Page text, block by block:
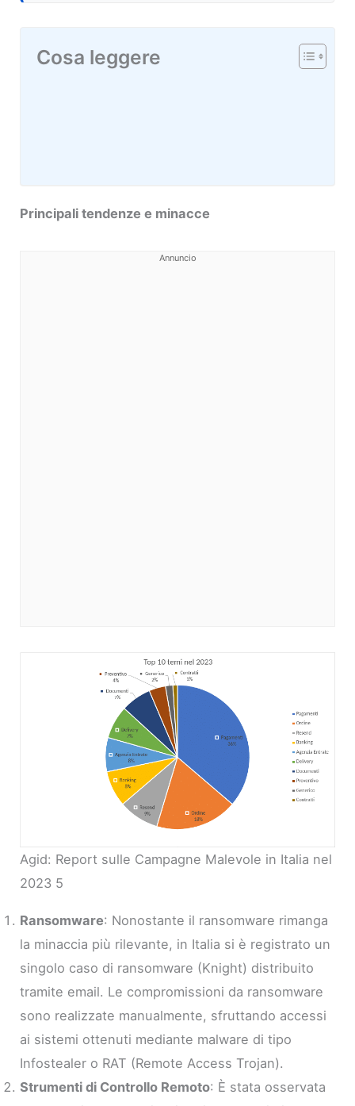
Cosa leggere
Principali tendenze e minacce
Annuncio
Agid: Report sulle Campagne Malevole in Italia nel
2023 5
Ransomware: Nonostante il ransomware rimanga
la minaccia più rilevante, in Italia si è registrato un
singolo caso di ransomware (Knight) distribuito
tramite email. Le compromissioni da ransomware
sono realizzate manualmente, sfruttando accessi
ai sistemi ottenuti mediante malware di tipo
Infostealer o RAT (Remote Access Trojan).
Strumenti di Controllo Remoto: È stata osservata